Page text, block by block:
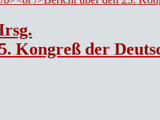
Kongreß der